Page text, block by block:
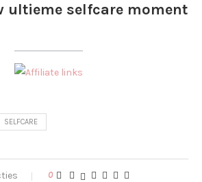
ultieme selfcare moment
SELFCARE
0